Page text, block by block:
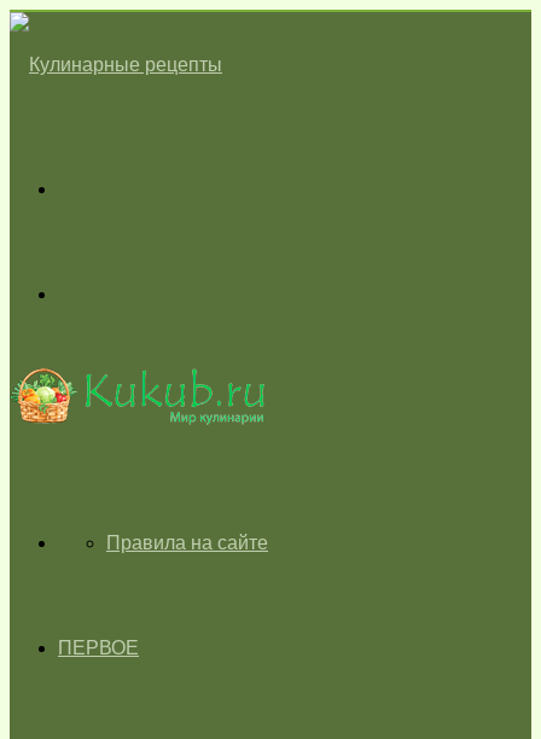
skin
ГЛАВНАЯПравила на сайте
ПЕРВОЕ